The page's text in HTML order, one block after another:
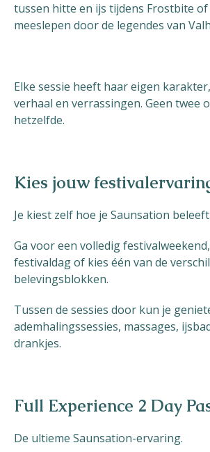
tussen hitte en ijs tijdens Frostbite of
meeslepen door de legendes van
Elke sessie heeft haar eigen
verhaal en verrassingen. Geen twee
hetzelfde.
Kies jouw
Je kiest zelf hoe je Saunsation beleeft.
Ga voor een volledig
festivaldag of kies één van de
belevingsblokken.
Tussen de sessies door kun je
ademhalingssessies, massages,
drankjes.
Full Experience 2 Day
De ultieme Saunsation-ervaring.